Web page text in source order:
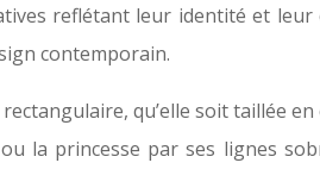
reflétant leur identité et
contemporain.
qu’elle soit taillée
la princesse par ses lignes